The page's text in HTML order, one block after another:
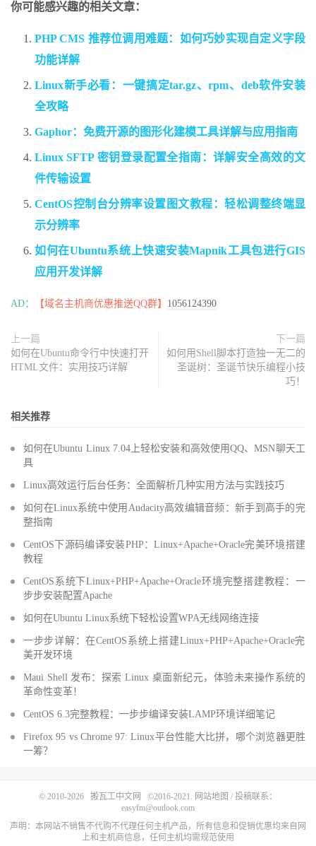
你可能感兴趣的相关文章：
PHP CMS 推荐位调用难题：如何巧妙实现自定义字段
功能详解
Linux新手必看：一键搞定tar.gz、rpm、deb软件安装
全攻略
Gaphor：免费开源的图形化建模工具详解与应用指南
Linux SFTP 密钥登录配置全指南：详解安全高效的文
件传输设置
CentOS控制台分辨率设置图文教程：轻松调整终端显
示分辨率
如何在Ubuntu系统上快速安装Mapnik工具包进行GIS
应用开发详解
AD： 【域名主机商优惠推送QQ群】 1056124390
上一篇
如何在Ubuntu命令行中快速打开
HTML文件：实用技巧详解
下一篇
如何用Shell脚本打造独一无二的
圣诞树：圣诞节快乐编程小技
巧！
相关推荐
如何在Ubuntu Linux 7.04上轻松安装和高效使用QQ、MSN聊天工
具
Linux高效运行后台任务：全面解析几种实用方法与实践技巧
如何在Linux系统中使用Audacity高效编辑音频：新手到高手的完
整指南
CentOS下源码编译安装PHP：Linux+Apache+Oracle完美环境搭建
教程
CentOS系统下Linux+PHP+Apache+Oracle环境完整搭建教程：一
步步安装配置Apache
如何在Ubuntu Linux系统下轻松设置WPA无线网络连接
一步步详解：在CentOS系统上搭建Linux+PHP+Apache+Oracle完
美开发环境
Maui Shell 发布：探索 Linux 桌面新纪元，体验未来操作系统的
革命性变革！
CentOS 6.3完整教程：一步步编译安装LAMP环境详细笔记
Firefox 95 vs Chrome 97: Linux平台性能大比拼，哪个浏览器更胜
一筹？
© 2010-2026 搬瓦工中文网 ©2016-2021. 网站地图 / 投稿联系：
easyfm@outlook.com
声明：本网站不销售不代购不代理任何主机产品，所有信息和促销优惠均来自网
上和主机商信息，任何主机均需规范使用